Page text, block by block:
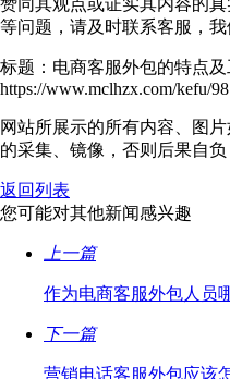
赞同其观点或证实其内容的
等问题，请及时联系客服，我
标题：电商客服外包的特点
https://www.mclhzx.com/kefu/
网站所展示的所有内容、图
的采集、镜像，否则后果自负
返回列表
您可能对其他新闻感兴趣
上一篇
作为电商客服外包人员
下一篇
营销​电话客服外包应该